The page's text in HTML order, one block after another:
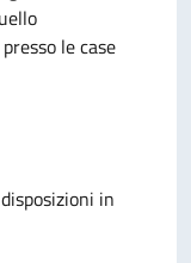
le case
in